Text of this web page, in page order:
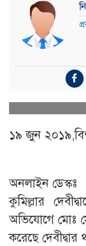
১৯ জুন
অনলাইন ডেস্কঃ
কুমিল্লার
অভিযোগে মোঃ
করেছে দেবীদ্বার